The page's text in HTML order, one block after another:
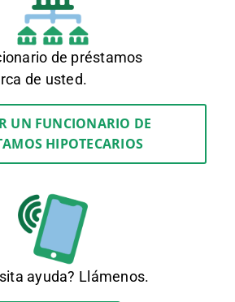
de préstamos
de usted.
UN FUNCIONARIO DE
HIPOTECARIOS
ayuda? Llámenos.